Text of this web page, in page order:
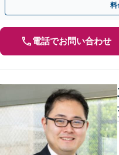
料
電話でお問い合わせ